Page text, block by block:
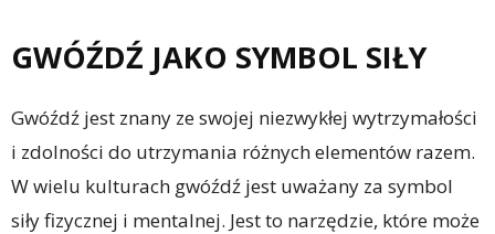
GWÓŹDŹ JAKO SYMBOL SIŁY
Gwóźdź jest znany ze swojej niezwykłej wytrzymałości
i zdolności do utrzymania różnych elementów razem.
W wielu kulturach gwóźdź jest uważany za symbol
siły fizycznej i mentalnej. Jest to narzędzie, które może